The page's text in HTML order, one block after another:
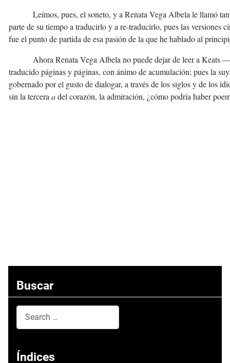
Leímos, pues, el soneto, y a Renata Vega Albela le llamó
parte de su tiempo a traducirlo y a re-traducirlo, pues las versiones
fue el punto de partida de esa pasión de la que he hablado al
Ahora Renata Vega Albela no puede dejar de leer a Keats
traducido páginas y páginas, con ánimo de acumulación; pues la
gobernado por el gusto de dialogar, a través de los siglos y de los
sin la terceraadel corazón, la admiración, ¿cómo podría haber
Buscar
Índices